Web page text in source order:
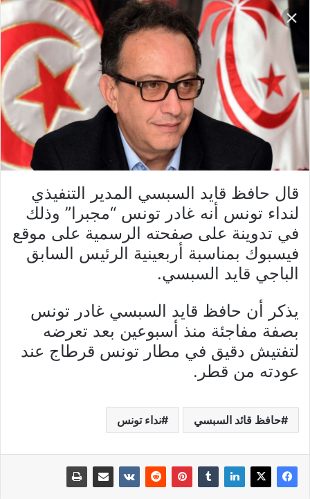
قال حافظ قايد السبسي المدير التنفيذي
لنداء تونس أنه غادر تونس “مجبرا” وذلك
في تدوينة على صفحته الرسمية على موقع
فيسبوك بمناسبة أربعينية الرئيس السابق
الباجي قايد السبسي.
يذكر أن حافظ قايد السبسي غادر تونس
بصفة مفاجئة منذ أسبوعين بعد تعرضه
لتفتيش دقيق في مطار تونس قرطاج عند
عودته من قطر.
حافظ قائد السبسي نداء تونس